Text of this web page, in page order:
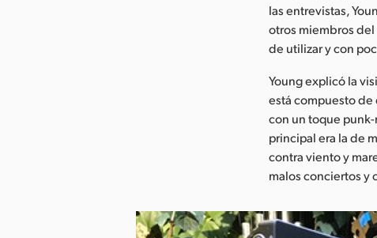
las entrevistas,
otros miembros
de utilizar y con
Young explicó la
está compuesto
con un toque punk-
principal era la de
contra viento y
malos conciertos y